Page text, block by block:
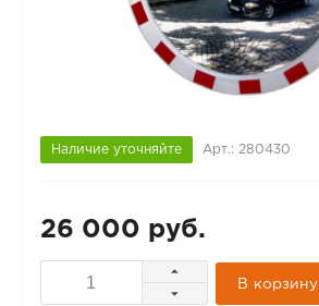
Наличие уточняйте Арт.: 280430
26 000 руб.
В корзину